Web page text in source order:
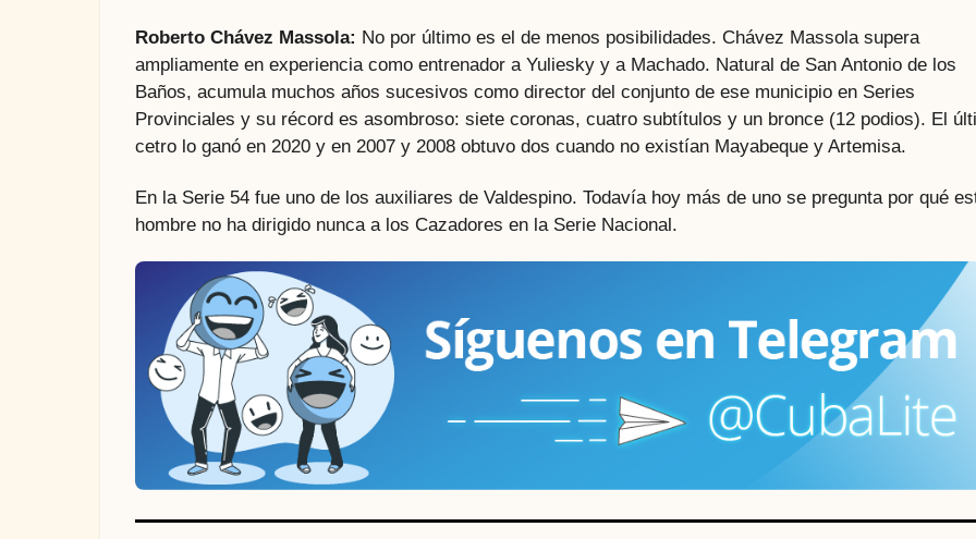
Roberto Chávez Massola: No por último es el de menos posibilidades. Chávez Massola supera
ampliamente en experiencia como entrenador a Yuliesky y a Machado. Natural de San Antonio de los
Baños, acumula muchos años sucesivos como director del conjunto de ese municipio en Series
Provinciales y su récord es asombroso: siete coronas, cuatro subtítulos y un bronce (12 podios). El
cetro lo ganó en 2020 y en 2007 y 2008 obtuvo dos cuando no existían Mayabeque y Artemisa.
En la Serie 54 fue uno de los auxiliares de Valdespino. Todavía hoy más de uno se pregunta por qué
hombre no ha dirigido nunca a los Cazadores en la Serie Nacional.